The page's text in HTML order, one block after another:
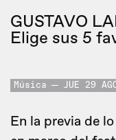
GUSTAVO
Elige sus 5
Música JUE 29
En la previa de